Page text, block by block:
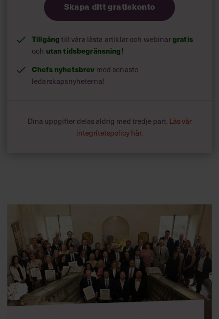
Skapa ditt gratiskonto
Tillgångtill våra låsta artiklar och webinargratis
och utan tidsbegränsning!
Chefs nyhetsbrev med senaste
ledarskapsnyheterna!
Dina uppgifter delas aldrig med tredje part. Läs vår
integritetspolicy här.